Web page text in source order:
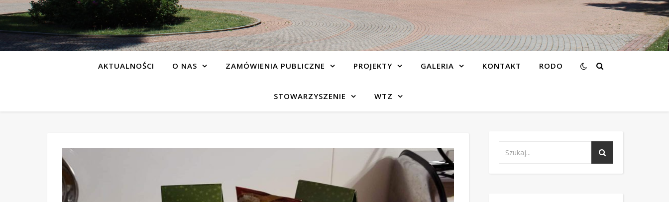
AKTUALNOŚCI O NAS ZAMÓWIENIA PUBLICZNE PROJEKTY GALERIA KONTAKT RODO
STOWARZYSZENIE WTZ